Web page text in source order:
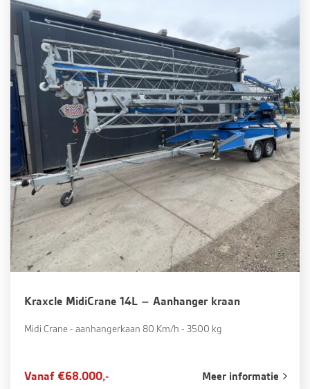
Kraxcle MidiCrane 14L – Aanhanger kraan
Midi Crane - aanhangerkaan 80 Km/h - 3500 kg
Vanaf €68.000,- Meer informatie